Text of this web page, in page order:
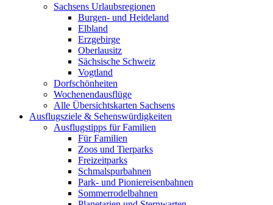
Sachsens Urlaubsregionen
Burgen- und Heideland
Elbland
Erzgebirge
Oberlausitz
Sächsische Schweiz
Vogtland
Dorfschönheiten
Wochenendausflüge
Alle Übersichtskarten Sachsens
Ausflugsziele & Sehenswürdigkeiten
Ausflugstipps für Familien
Für Familien
Zoos und Tierparks
Freizeitparks
Schmalspurbahnen
Park- und Pioniereisenbahnen
Sommerrodelbahnen